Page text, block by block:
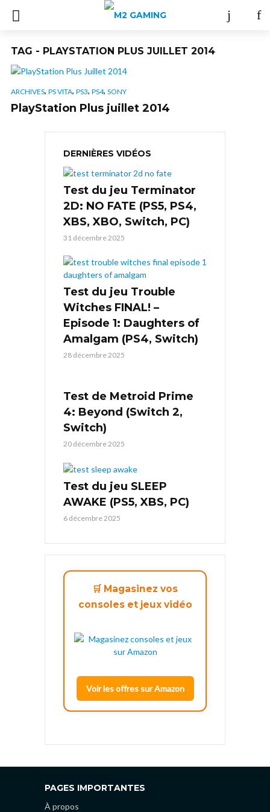
TAG - PLAYSTATION PLUS JUILLET 2014
ARCHIVES, PS VITA, PS3, PS4, SONY
PlayStation Plus juillet 2014
DERNIÈRES VIDÉOS
Test du jeu Terminator
2D: NO FATE (PS5, PS4,
XBS, XBO, Switch, PC)
31 décembre 2025
Test du jeu Trouble
Witches FINAL! –
Episode 1: Daughters of
Amalgam (PS4, Switch)
28 décembre 2025
Test de Metroid Prime
4: Beyond (Switch 2,
Switch)
20 décembre 2025
Test du jeu SLEEP
AWAKE (PS5, XBS, PC)
6 décembre 2025
🛒 Magasinez vos
consoles et jeux vidéo
Voir les offres sur Amazon
PAGES IMPORTANTES
À propos